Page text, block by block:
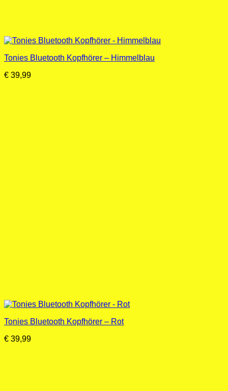
Tonies Bluetooth Kopfhörer – Himmelblau
€ 39,99
Tonies Bluetooth Kopfhörer – Rot
€ 39,99